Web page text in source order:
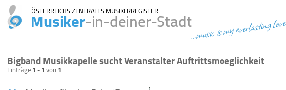
ÖSTERREICHS ZENTRALES MUSIKERREGISTER
Musiker-in-deiner-Stadt...music is my everlasting love
Bigband Musikkapelle sucht Veranstalter Auftrittsmoeglichkeit
Einträge 1 - 1von 1